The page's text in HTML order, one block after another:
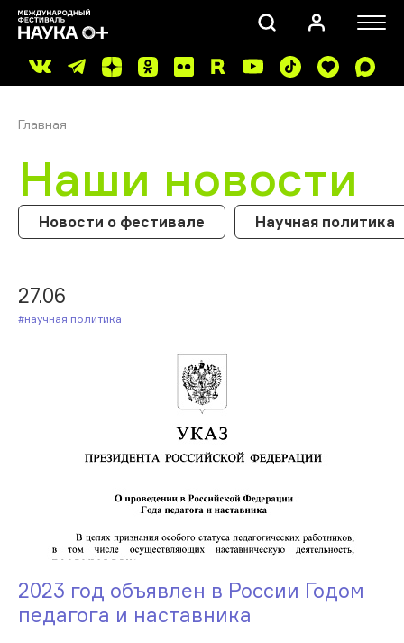
ПОИСК
Главная
Наши новости
Новости о фестивале Научная политика
27.06
#Научная политика
2023 год объявлен в России Годом
педагога и наставника